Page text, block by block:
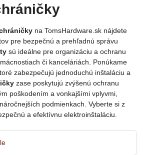
na TomsHardware.sk nájdete
pre bezpečnú a prehľadnú správu
sú ideálne pre organizáciu a ochranu
či kanceláriách. Ponúkame
zabezpečujú jednoduchú inštaláciu a
zase poskytujú zvýšenú ochranu
poškodením a vonkajšími vplyvmi,
podmienkach. Vyberte si z
a efektívnu elektroinštaláciu.